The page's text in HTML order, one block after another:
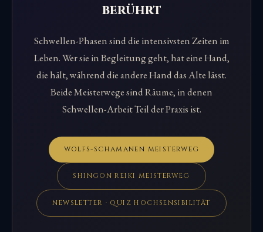
berührt
Schwellen-Phasen sind die intensivsten Zeiten im
Leben. Wer sie in Begleitung geht, hat eine Hand,
die hält, während die andere Hand das Alte lässt.
Beide Meisterwege sind Räume, in denen
Schwellen-Arbeit Teil der Praxis ist.
WOLFS-SCHAMANEN MEISTERWEG
SHINGON REIKI MEISTERWEG
NEWSLETTER · QUIZ HOCHSENSIBILITÄT